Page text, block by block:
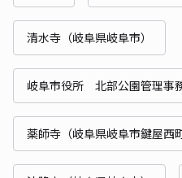
清水寺（岐阜県岐阜市）
岐阜市役所 北部公園管理事
薬師寺（岐阜県岐阜市鍵屋西町